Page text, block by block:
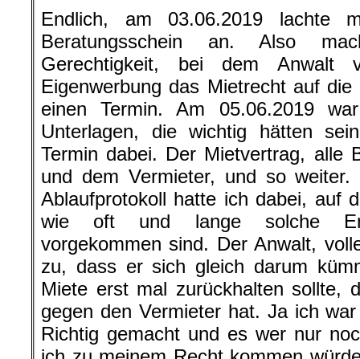
Endlich, am 03.06.2019 lachte
Beratungsschein an. Also
Gerechtigkeit, bei dem
Eigenwerbung das Mietrecht auf
einen Termin. Am 05.06.2019
Unterlagen, die wichtig hätten
Termin dabei. Der Mietvertrag, alle
und dem Vermieter, und so
Ablaufprotokoll hatte ich dabei, auf
wie oft und lange solche
vorgekommen sind. Der Anwalt,
zu, dass er sich gleich darum
Miete erst mal zurückhalten sollte,
gegen den Vermieter hat. Ja ich
Richtig gemacht und es wer nur